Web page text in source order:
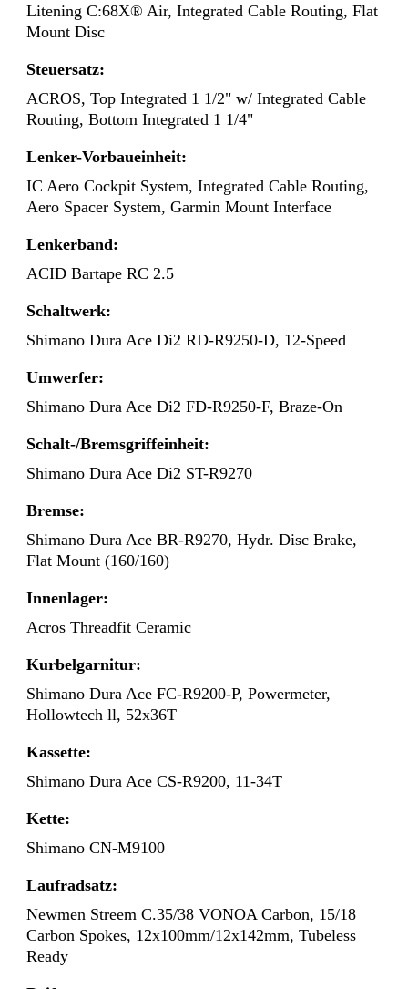
Litening C:68X® Air, Integrated Cable Routing, Flat
Mount Disc
Steuersatz:
ACROS, Top Integrated 1 1/2" w/ Integrated Cable
Routing, Bottom Integrated 1 1/4"
Lenker-Vorbaueinheit:
IC Aero Cockpit System, Integrated Cable Routing,
Aero Spacer System, Garmin Mount Interface
Lenkerband:
ACID Bartape RC 2.5
Schaltwerk:
Shimano Dura Ace Di2 RD-R9250-D, 12-Speed
Umwerfer:
Shimano Dura Ace Di2 FD-R9250-F, Braze-On
Schalt-/Bremsgriffeinheit:
Shimano Dura Ace Di2 ST-R9270
Bremse:
Shimano Dura Ace BR-R9270, Hydr. Disc Brake,
Flat Mount (160/160)
Innenlager:
Acros Threadfit Ceramic
Kurbelgarnitur:
Shimano Dura Ace FC-R9200-P, Powermeter,
Hollowtech ll, 52x36T
Kassette:
Shimano Dura Ace CS-R9200, 11-34T
Kette:
Shimano CN-M9100
Laufradsatz:
Newmen Streem C.35/38 VONOA Carbon, 15/18
Carbon Spokes, 12x100mm/12x142mm, Tubeless
Ready